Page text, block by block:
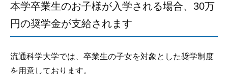
本学卒業生のお子様が入学される場合、30万
円の奨学金が支給されます
流通科学大学では、卒業生の子女を対象とした奨学制度
を用意しております。